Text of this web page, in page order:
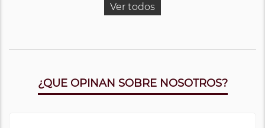
Ver todos
¿QUE OPINAN SOBRE NOSOTROS?